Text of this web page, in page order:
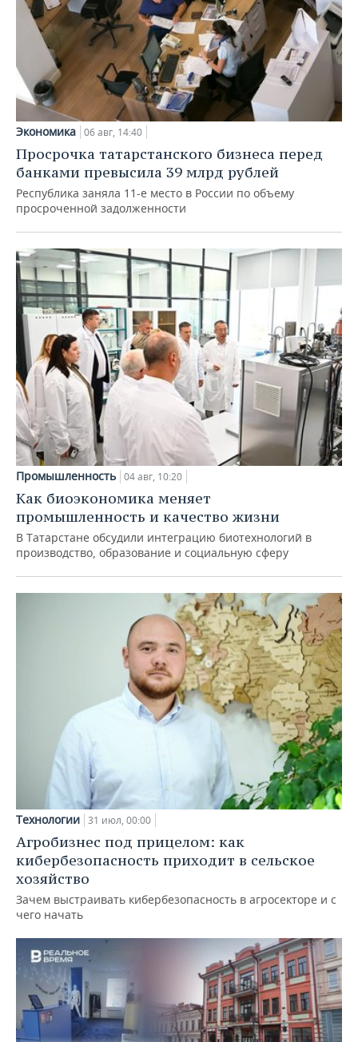
Экономика 06 авг, 14:40
Просрочка татарстанского бизнеса перед
банками превысила 39 млрд рублей
Республика заняла 11-е место в России по объему
просроченной задолженности
Промышленность 04 авг, 10:20
Как биоэкономика меняет
промышленность и качество жизни
В Татарстане обсудили интеграцию биотехнологий в
производство, образование и социальную сферу
Технологии 31 июл, 00:00
Агробизнес под прицелом: как
кибербезопасность приходит в сельское
хозяйство
Зачем выстраивать кибербезопасность в агросекторе и с
чего начать